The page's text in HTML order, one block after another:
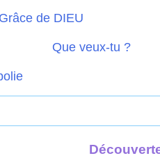
Grâce de DIEU
Que veux-tu ?